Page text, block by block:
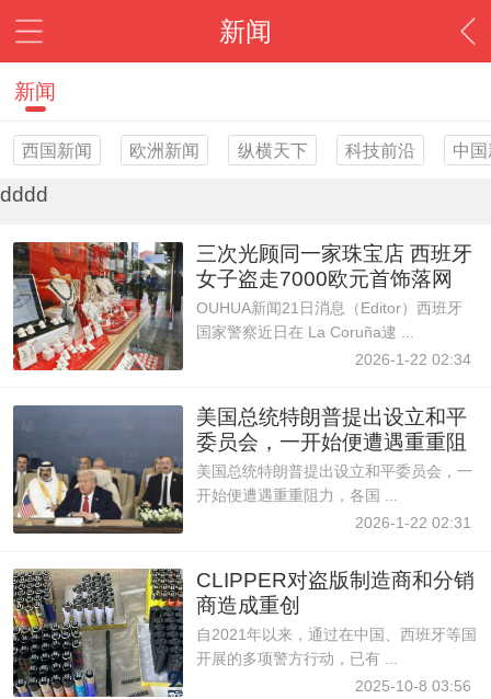
新闻
新闻
西国新闻 欧洲新闻 纵横天下 科技前沿 中
dddd
三次光顾同一家珠宝店 西班牙
女子盗走7000欧元首饰落网
OUHUA新闻21日消息（Editor）西班牙
国家警察近日在 La Coruña逮 ...
2026-1-22 02:34
美国总统特朗普提出设立和平
委员会，一开始便遭遇重重阻
力 ... .
美国总统特朗普提出设立和平委员会，一
开始便遭遇重重阻力，各国 ...
2026-1-22 02:31
CLIPPER对盗版制造商和分销
商造成重创
自2021年以来，通过在中国、西班牙等国
开展的多项警方行动，已有 ...
2025-10-8 03:56